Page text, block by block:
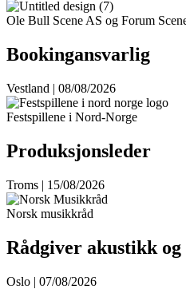
Ole Bull Scene AS og Forum
Bookingansvarlig
Vestland | 08/08/2026
Festspillene i Nord-Norge
Produksjonsleder
Troms | 15/08/2026
Norsk musikkråd
Rådgiver akustikk
Oslo | 07/08/2026